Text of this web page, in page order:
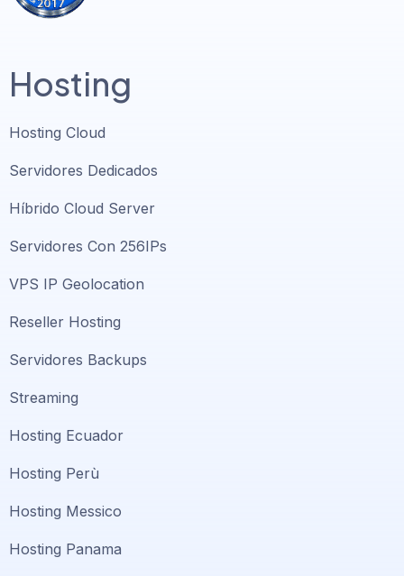
Hosting
Hosting Cloud
Servidores Dedicados
Híbrido Cloud Server
Servidores Con 256IPs
VPS IP Geolocation
Reseller Hosting
Servidores Backups
Streaming
Hosting Ecuador
Hosting Perù
Hosting Messico
Hosting Panama